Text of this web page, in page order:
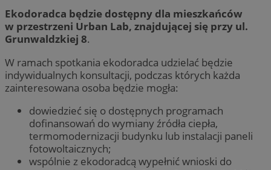
Ekodoradca będzie dostępny dla mieszkańców
w przestrzeni Urban Lab, znajdującej się przy ul.
Grunwaldzkiej 8.
W ramach spotkania ekodoradca udzielać będzie
indywidualnych konsultacji, podczas których każda
zainteresowana osoba będzie mogła:
dowiedzieć się o dostępnych programach
dofinansowań do wymiany źródła ciepła,
termomodernizacji budynku lub instalacji paneli
fotowoltaicznych;
wspólnie z ekodoradcą wypełnić wnioski do